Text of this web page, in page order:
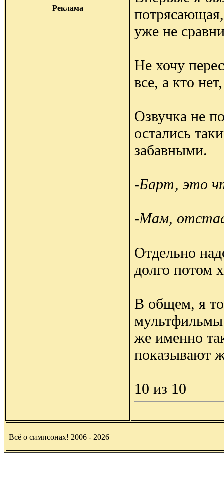
Реклама
уже не
Не хочу
все, а кто
Озвучка не
остались
забавными.
-Барт, это
-Мам,
Отдельно
долго потом
В общем, я
же именно
показывают
10 из 10
Всё о симпсонах! 2006 - 2026